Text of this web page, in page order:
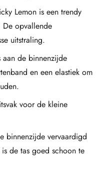
Lemon is een trendy
De opvallende
uitstraling.
aan de binnenzijde
en een elastiek om
voor de kleine
binnenzijde vervaardigd
de tas goed schoon te